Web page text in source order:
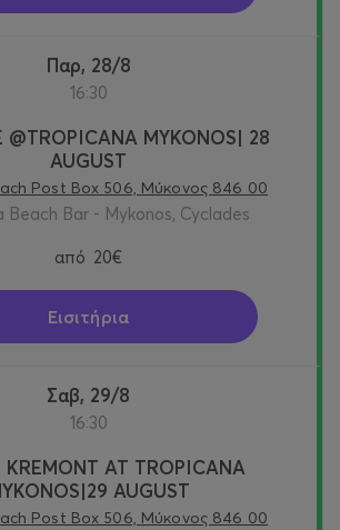
Παρ, 28/8
16:30
@TROPICANA MYKONOS| 28
AUGUST
Post Box 506, Μύκονος 846 00
Beach Bar - Mykonos, Cyclades
από 20€
Εισιτήρια
Σαβ, 29/8
16:30
KREMONT AT TROPICANA
AUGUST
Post Box 506, Μύκονος 846 00